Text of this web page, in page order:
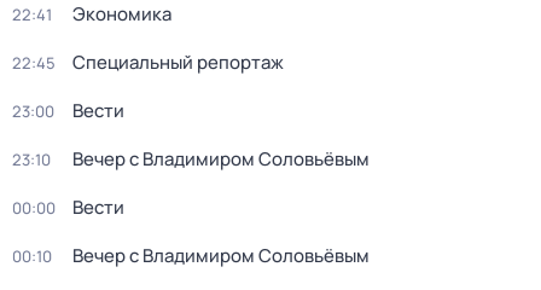
22:41 Экономика
22:45 Специальный репортаж
23:00 Вести
23:10 Вечер с Владимиром Соловьёвым
00:00 Вести
00:10 Вечер с Владимиром Соловьёвым